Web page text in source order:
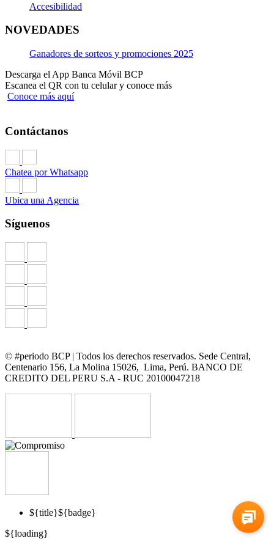
Accesibilidad
NOVEDADES
Ganadores de sorteos y promociones 2025
Descarga el App Banca Móvil BCP
Escanea el QR con tu celular y conoce más
Conoce más aquí
Contáctanos
Chatea por Whatsapp
Ubica una Agencia
Síguenos
© #periodo BCP | Todos los derechos reservados. Sede Central,
Centenario 156, La Molina 15026, Lima, Perú. BANCO DE
CREDITO DEL PERU S.A - RUC 20100047218
${title}${badge}
${loading}